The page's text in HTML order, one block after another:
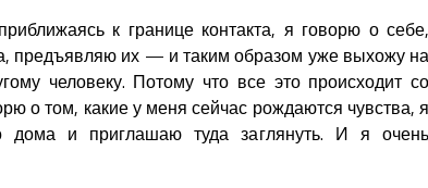
к границе контакта, я говорю о себе,
предъявляю их — и таким образом уже выхожу на
человеку. Потому что все это происходит со
о том, какие у меня сейчас рождаются чувства, я
дома и приглашаю туда заглянуть. И я очень